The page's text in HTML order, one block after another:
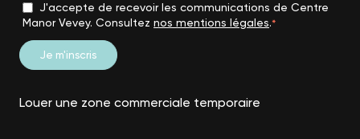
J'accepte de recevoir les communications de Centre
Manor Vevey. Consultez nos mentions légales.*
Louer une zone commerciale temporaire